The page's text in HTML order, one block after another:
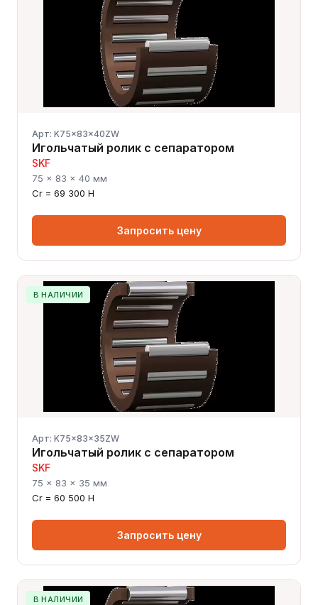
Арт: K75x83x40ZW
Игольчатый ролик с сепаратором
SKF
75 × 83 × 40 мм
Cr = 69 300 Н
Запросить цену
В НАЛИЧИИ
Арт: K75x83x35ZW
Игольчатый ролик с сепаратором
SKF
75 × 83 × 35 мм
Cr = 60 500 Н
Запросить цену
В НАЛИЧИИ